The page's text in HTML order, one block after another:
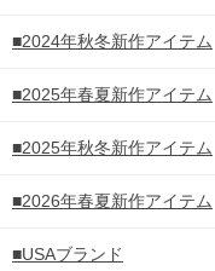
■2024年秋冬新作アイテム
■2025年春夏新作アイテム
■2025年秋冬新作アイテム
■2026年春夏新作アイテム
■USAブランド